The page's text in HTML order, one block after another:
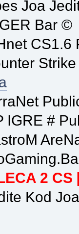
Joa
Bar
Strike
#
2 CS
Kod